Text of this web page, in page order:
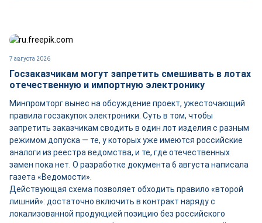
7 августа 2026
Госзаказчикам могут запретить смешивать в лотах
отечественную и импортную электронику
Минпромторг вынес на обсуждение проект, ужесточающий
правила госзакупок электроники. Суть в том, чтобы
запретить заказчикам сводить в один лот изделия с разным
режимом допуска — те, у которых уже имеются российские
аналоги из реестра ведомства, и те, где отечественных
замен пока нет. О разработке документа 6 августа написала
газета «Ведомости».
Действующая схема позволяет обходить правило «второй
лишний»: достаточно включить в контракт наряду с
локализованной продукцией позицию без российского